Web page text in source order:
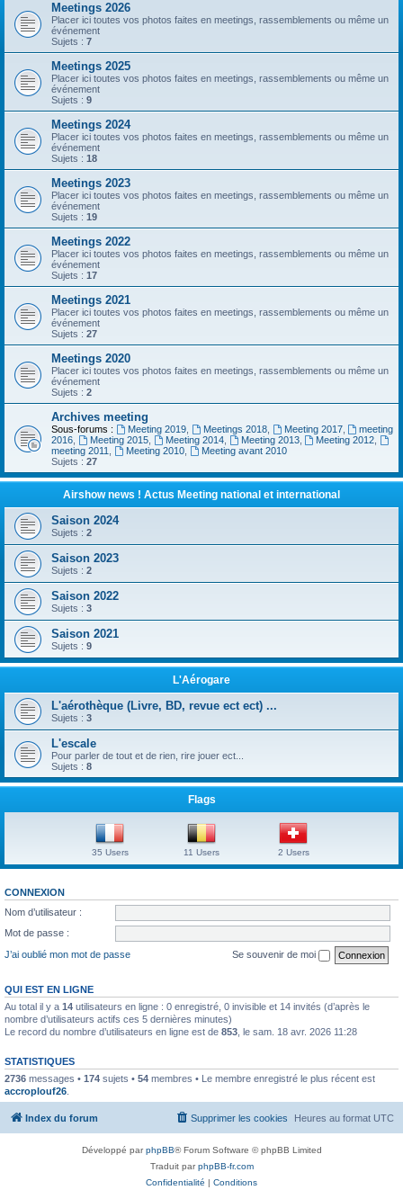
Meetings 2026
Placer ici toutes vos photos faites en meetings, rassemblements ou même un
événement
Sujets : 7
Meetings 2025
Placer ici toutes vos photos faites en meetings, rassemblements ou même un
événement
Sujets : 9
Meetings 2024
Placer ici toutes vos photos faites en meetings, rassemblements ou même un
événement
Sujets : 18
Meetings 2023
Placer ici toutes vos photos faites en meetings, rassemblements ou même un
événement
Sujets : 19
Meetings 2022
Placer ici toutes vos photos faites en meetings, rassemblements ou même un
événement
Sujets : 17
Meetings 2021
Placer ici toutes vos photos faites en meetings, rassemblements ou même un
événement
Sujets : 27
Meetings 2020
Placer ici toutes vos photos faites en meetings, rassemblements ou même un
événement
Sujets : 2
Archives meeting
Sous-forums : Meeting 2019, Meetings 2018, Meeting 2017,
meeting
2016
Meeting 2015, Meeting 2014, Meeting 2013, Meeting 2012
meeting 2011
Meeting 2010,
Meeting avant 2010
Sujets : 27
Airshow news ! Actus Meeting national et international
Saison 2024
Sujets : 2
Saison 2023
Sujets : 2
Saison 2022
Sujets : 3
Saison 2021
Sujets : 9
L'Aérogare
L'aérothèque (Livre, BD, revue ect ect) ...
Sujets : 3
L'escale
Pour parler de tout et de rien, rire jouer ect...
Sujets : 8
Flags
35 Users 11 Users 2 Users
CONNEXION
Nom d’utilisateur :
Mot de passe :
J’ai oublié mon mot de passe
Se souvenir de moi
QUI EST EN LIGNE
Au total il y a 14 utilisateurs en ligne : 0 enregistré, 0 invisible et 14 invités (d’après le
nombre d’utilisateurs actifs ces 5 dernières minutes)
Le record du nombre d’utilisateurs en ligne est de 853 , le sam. 18 avr. 2026 11:28
STATISTIQUES
2736 messages • 174 sujets • 54 membres • Le membre enregistré le plus récent est
accroplouf26
Index du forum Heures au format UTC
Supprimer les cookies
Développé parphpBB® Forum Software © phpBB Limited
Traduit parphpBB-fr.com
Confidentialité | Conditions